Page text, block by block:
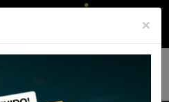
×